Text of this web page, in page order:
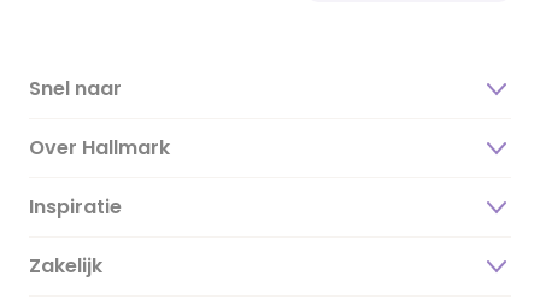
Snel naar
Over Hallmark
Over ons
Duurzaamheid
Inspiratie
Magazine
Zakelijk